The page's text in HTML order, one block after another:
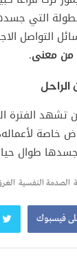
التي
التواصل
من معنى.
الراحل
تشهد الفترة
خاصة لأعماله،
جسدها طوال
الصدمة النفسية
فيسبوك